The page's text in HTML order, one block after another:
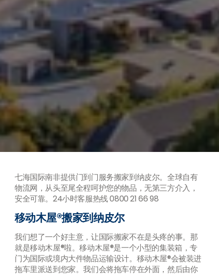
七海国际南非提供门到门服务搬家到纳皮尔。全球自有
物流网，从头至尾全程呵护您的物品，无第三方介入，
安全可靠。24小时客服热线 0800 21 66 98
移动木屋®搬家到纳皮尔
我们想了一个好主意，让国际搬家不在是头疼的事。那
就是移动木屋®啦。移动木屋®是一个小型的集装箱，专
门为国际或境内大件物品运输设计。移动木屋®会被装进
拖车里派送到您家。我们会将拖车停在外面，然后由你